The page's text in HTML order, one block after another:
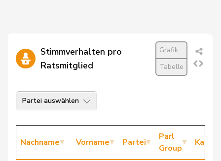
Stimmverhalten pro
Ratsmitglied
Grafik
Tabelle
Partei auswählen
Nachname Vorname Partei
Parl
Group